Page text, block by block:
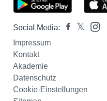
Social Media:
Impressum
Kontakt
Akademie
Datenschutz
Cookie-Einstellungen